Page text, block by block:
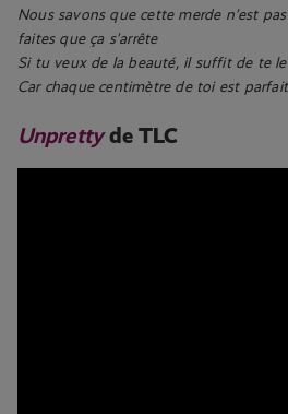
Nous savons que cette merde n’est
faites que ça s’arrête
Si tu veux de la beauté, il suffit de te
Car chaque centimètre de toi est
Unprettyde TLC